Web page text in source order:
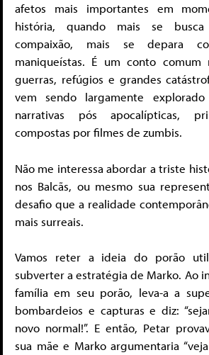
afetos mais importantes em
história, quando mais se
compaixão, mais se depara
maniqueístas. É um conto comum
guerras, refúgios e grandes
vem sendo largamente
narrativas pós apocalípticas,
compostas por filmes de zumbis.
Não me interessa abordar a triste
nos Balcãs, ou mesmo sua
desafio que a realidade
mais surreais.
Vamos reter a ideia do porão
subverter a estratégia de Marko. Ao
família em seu porão, leva-a a
bombardeios e capturas e diz:
novo normal!”. E então, Petar
sua mãe e Marko argumentaria